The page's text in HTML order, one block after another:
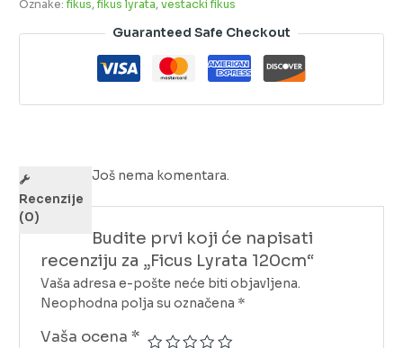
Oznake:fikus,fikus lyrata,vestacki fikus
Guaranteed Safe Checkout
Recenzije
(0)
Još nema komentara.
Budite prvi koji će napisati
recenziju za „Ficus Lyrata 120cm“
Vaša adresa e-pošte neće biti objavljena.
Neophodna polja su označena *
Vaša ocena *